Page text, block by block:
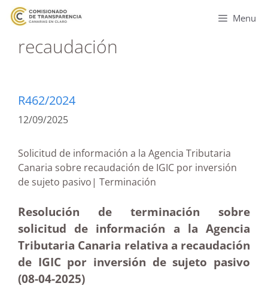
Menu
recaudación
R462/2024
12/09/2025
Solicitud de información a la Agencia Tributaria
Canaria sobre recaudación de IGIC por inversión
de sujeto pasivo| Terminación
Resolución de terminación sobre
solicitud de información a la Agencia
Tributaria Canaria relativa a recaudación
de IGIC por inversión de sujeto pasivo
(08-04-2025)